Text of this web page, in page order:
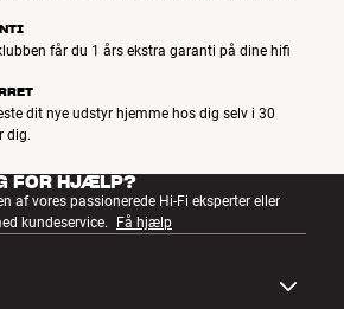
får du 1 års ekstra garanti på dine hifi
dit nye udstyr hjemme hos dig selv i 30
dig.
FOR HJÆLP?
af vores passionerede Hi-Fi eksperter eller
kundeservice.
Få hjælp